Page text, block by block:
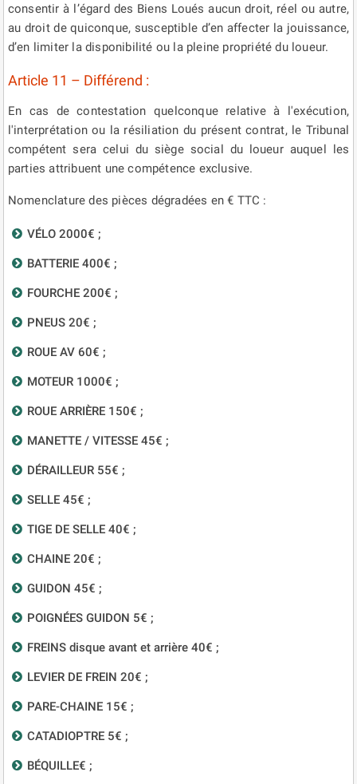
consentir à l’égard des Biens Loués aucun droit, réel ou autre,
au droit de quiconque, susceptible d’en affecter la jouissance,
d’en limiter la disponibilité ou la pleine propriété du loueur.
Article 11 – Différend :
En cas de contestation quelconque relative à l'exécution,
l'interprétation ou la résiliation du présent contrat, le Tribunal
compétent sera celui du siège social du loueur auquel les
parties attribuent une compétence exclusive.
Nomenclature des pièces dégradées en € TTC :
VÉLO 2000€ ;
BATTERIE 400€ ;
FOURCHE 200€ ;
PNEUS 20€ ;
ROUE AV 60€ ;
MOTEUR 1000€ ;
ROUE ARRIÈRE 150€ ;
MANETTE / VITESSE 45€ ;
DÉRAILLEUR 55€ ;
SELLE 45€ ;
TIGE DE SELLE 40€ ;
CHAINE 20€ ;
GUIDON 45€ ;
POIGNÉES GUIDON 5€ ;
FREINS disque avant et arrière 40€ ;
LEVIER DE FREIN 20€ ;
PARE-CHAINE 15€ ;
CATADIOPTRE 5€ ;
BÉQUILLE€ ;